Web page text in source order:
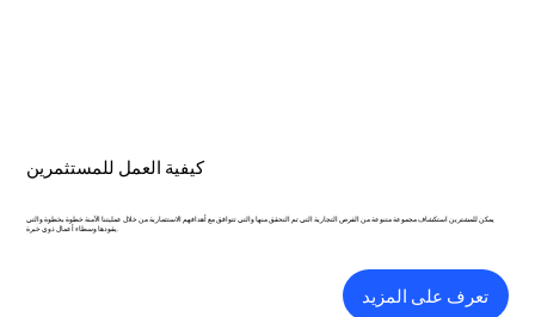
كيفية العمل للمستثمرين
يمكن للمشترين استكشاف مجموعة متنوعة من الفرص التجارية التي تم التحقق منها والتي تتوافق مع أهدافهم الاستثمارية من خلال عمليتنا الآمنة خطوة بخطوة والتي
تعرف على المزيد